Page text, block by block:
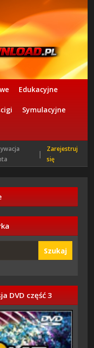
Edukacyjne
Symulacyjne
|
Zarejestruj
się
Szukaj
DVD część 3